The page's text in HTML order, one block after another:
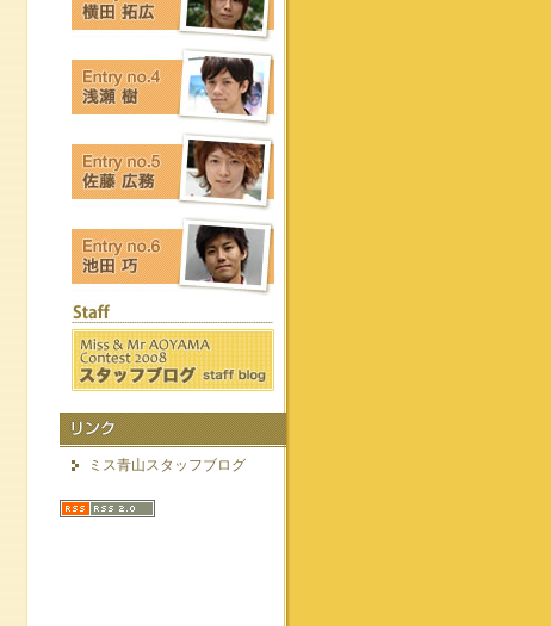
ミス青山スタッフブログ